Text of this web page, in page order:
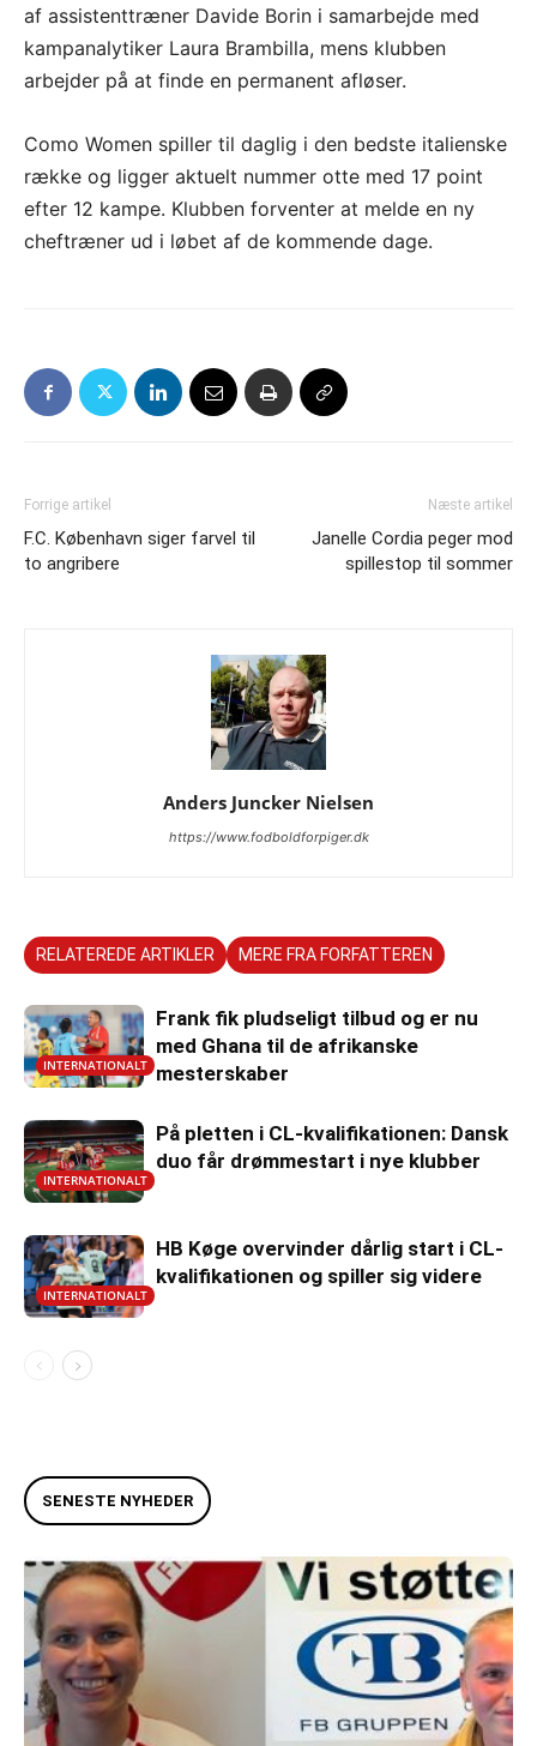
af assistenttræner Davide Borin i samarbejde med
kampanalytiker Laura Brambilla, mens klubben
arbejder på at finde en permanent afløser.
Como Women spiller til daglig i den bedste italienske
række og ligger aktuelt nummer otte med 17 point
efter 12 kampe. Klubben forventer at melde en ny
cheftræner ud i løbet af de kommende dage.
Forrige artikel
F.C. København siger farvel til
to angribere
Næste artikel
Janelle Cordia peger mod
spillestop til sommer
Anders Juncker Nielsen
https://www.fodboldforpiger.dk
RELATEREDE ARTIKLER MERE FRA FORFATTEREN
INTERNATIONALT
Frank fik pludseligt tilbud og er nu
med Ghana til de afrikanske
mesterskaber
INTERNATIONALT
På pletten i CL-kvalifikationen: Dansk
duo får drømmestart i nye klubber
INTERNATIONALT
HB Køge overvinder dårlig start i CL-
kvalifikationen og spiller sig videre
SENESTE NYHEDER